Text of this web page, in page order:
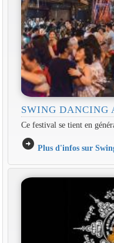
SWING DANCING
Ce festival se tient en
arrow_circle_right Plus d'infos sur